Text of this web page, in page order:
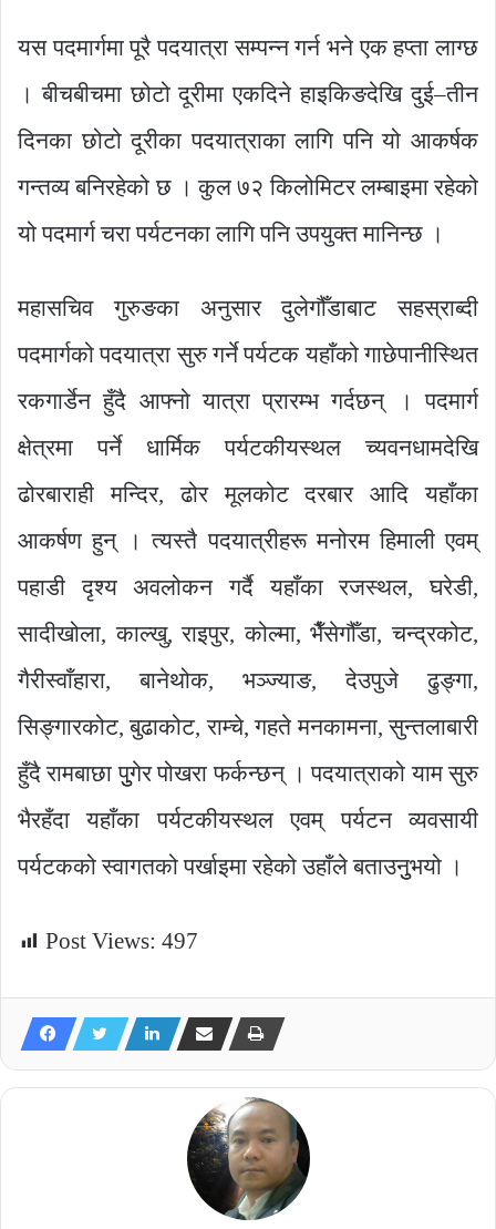
यस पदमार्गमा पूरै पदयात्रा सम्पन्न गर्न भने एक हप्ता लाग्छ
। बीचबीचमा छोटो दूरीमा एकदिने हाइकिङदेखि दुई–तीन
दिनका छोटो दूरीका पदयात्राका लागि पनि यो आकर्षक
गन्तव्य बनिरहेको छ । कुल ७२ किलोमिटर लम्बाइमा रहेको
यो पदमार्ग चरा पर्यटनका लागि पनि उपयुक्त मानिन्छ ।
महासचिव गुरुङका अनुसार दुलेगौँडाबाट सहस्राब्दी
पदमार्गको पदयात्रा सुरु गर्ने पर्यटक यहाँको गाछेपानीस्थित
रकगार्डेन हुँदै आफ्नो यात्रा प्रारम्भ गर्दछन् । पदमार्ग
क्षेत्रमा पर्ने धार्मिक पर्यटकीयस्थल च्यवनधामदेखि
ढोरबाराही मन्दिर, ढोर मूलकोट दरबार आदि यहाँका
आकर्षण हुन् । त्यस्तै पदयात्रीहरू मनोरम हिमाली एवम्
पहाडी दृश्य अवलोकन गर्दै यहाँका रजस्थल, घरेडी,
सादीखोला, काल्खु, राइपुर, कोल्मा, भैँसेगौँडा, चन्द्रकोट,
गैरीस्वाँहारा, बानेथोक, भञ्ज्याङ, देउपुजे ढुङ्गा,
सिङ्गारकोट, बुढाकोट, राम्चे, गहते मनकामना, सुन्तलाबारी
हुँदै रामबाछा पुुगेर पोखरा फर्कन्छन् । पदयात्राको याम सुरु
भैरहँदा यहाँका पर्यटकीयस्थल एवम् पर्यटन व्यवसायी
पर्यटकको स्वागतको पर्खाइमा रहेको उहाँले बताउनुुभयो ।
Post Views: 497